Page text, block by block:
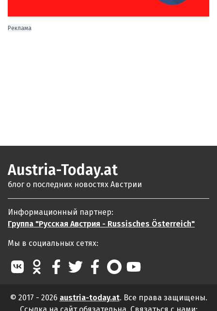
Реклама
Austria-Today.at
блог о последних новостях Австрии
Информационный партнер:
Группа "Русская Австрия - Russisches Österreich"
Мы в социальных сетях:
© 2017 - 2026 austria-today.at. Все права защищены.